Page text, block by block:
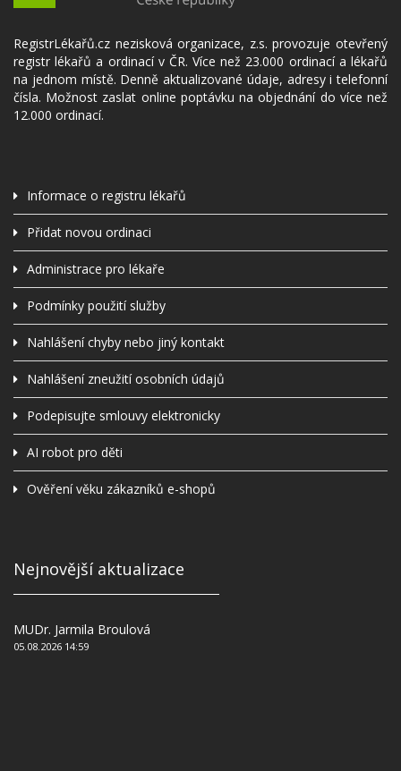
RegistrLékařů.cz nezisková organizace, z.s. provozuje otevřený
registr lékařů a ordinací v ČR. Více než 23.000 ordinací a lékařů
na jednom místě. Denně aktualizované údaje, adresy i telefonní
čísla. Možnost zaslat online poptávku na objednání do více než
12.000 ordinací.
Informace o registru lékařů
Přidat novou ordinaci
Administrace pro lékaře
Podmínky použití služby
Nahlášení chyby nebo jiný kontakt
Nahlášení zneužití osobních údajů
Podepisujte smlouvy elektronicky
AI robot pro děti
Ověření věku zákazníků e-shopů
Nejnovější aktualizace
MUDr. Jarmila Broulová
05.08.2026 14:59